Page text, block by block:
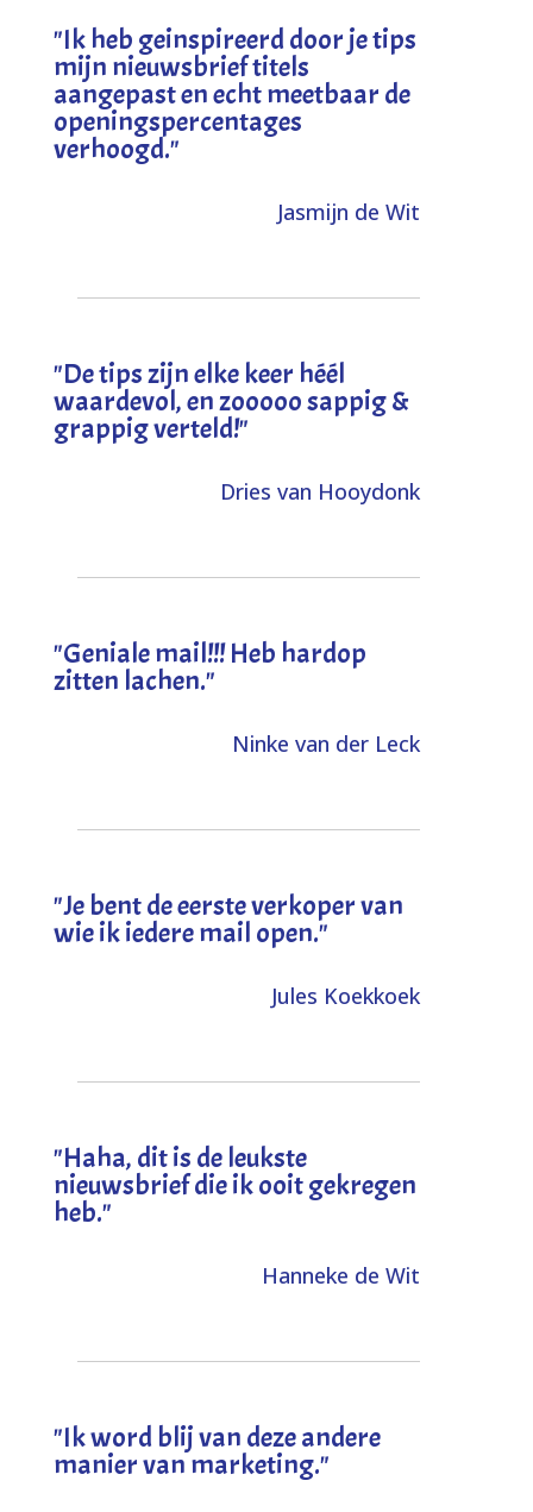
"Ik heb geinspireerd door je tips
mijn nieuwsbrief titels
aangepast en echt meetbaar de
openingspercentages
verhoogd."
Jasmijn de Wit
"De tips zijn elke keer héél
waardevol, en zooooo sappig &
grappig verteld!"
Dries van Hooydonk
"Geniale mail!!! Heb hardop
zitten lachen."
Ninke van der Leck
"Je bent de eerste verkoper van
wie ik iedere mail open."
Jules Koekkoek
"Haha, dit is de leukste
nieuwsbrief die ik ooit gekregen
heb."
Hanneke de Wit
"Ik word blij van deze andere
manier van marketing."